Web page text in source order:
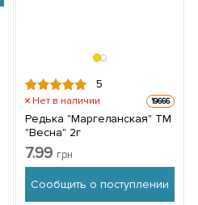
5
Нет в наличии 19666
Редька "Маргеланская" ТМ
"Весна" 2г
7.99 грн
Сообщить о поступлении